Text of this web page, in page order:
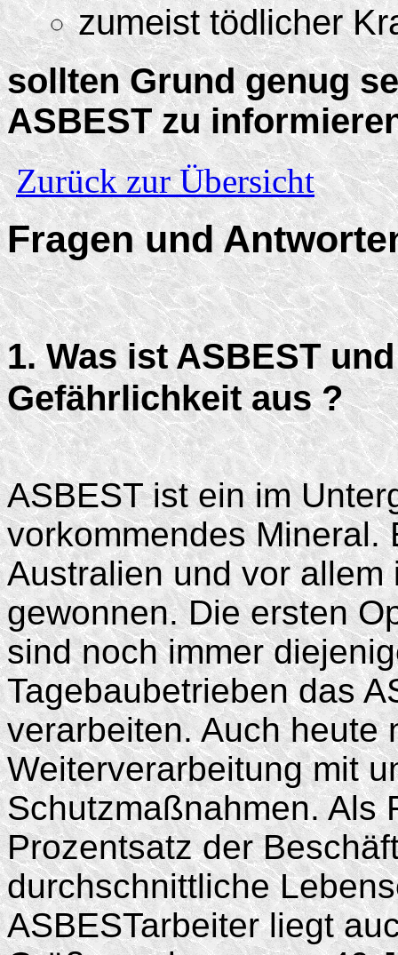
zumeist tödlicher
sollten Grund genug
ASBEST zu
Zurück zur Übersicht
Fragen und
1. Was ist ASBEST
Gefährlichkeit aus ?
ASBEST ist ein im
vorkommendes Mineral.
Australien und vor allem
gewonnen. Die ersten
sind noch immer
Tagebaubetrieben das
verarbeiten. Auch heute
Weiterverarbeitung mit
Schutzmaßnahmen.
Prozentsatz der
durchschnittliche
ASBESTarbeiter liegt